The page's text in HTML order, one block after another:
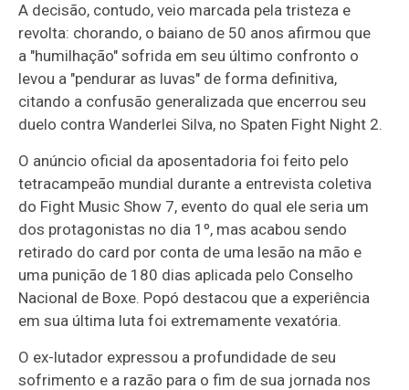
A decisão, contudo, veio marcada pela tristeza e
revolta: chorando, o baiano de 50 anos afirmou que
a "humilhação" sofrida em seu último confronto o
levou a "pendurar as luvas" de forma definitiva,
citando a confusão generalizada que encerrou seu
duelo contra Wanderlei Silva, no Spaten Fight Night 2.
O anúncio oficial da aposentadoria foi feito pelo
tetracampeão mundial durante a entrevista coletiva
do Fight Music Show 7, evento do qual ele seria um
dos protagonistas no dia 1º, mas acabou sendo
retirado do card por conta de uma lesão na mão e
uma punição de 180 dias aplicada pelo Conselho
Nacional de Boxe. Popó destacou que a experiência
em sua última luta foi extremamente vexatória.
O ex-lutador expressou a profundidade de seu
sofrimento e a razão para o fim de sua jornada nos